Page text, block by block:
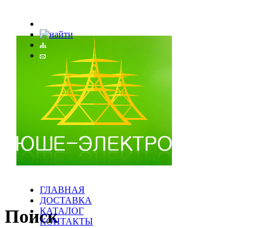
ГЛАВНАЯ
ДОСТАВКА
КАТАЛОГ
КОНТАКТЫ
Поиск